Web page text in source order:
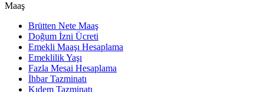
Maaş
Brütten Nete Maaş
Doğum İzni Ücreti
Emekli Maaşı Hesaplama
Emeklilik Yaşı
Fazla Mesai Hesaplama
İhbar Tazminatı
Kıdem Tazminatı